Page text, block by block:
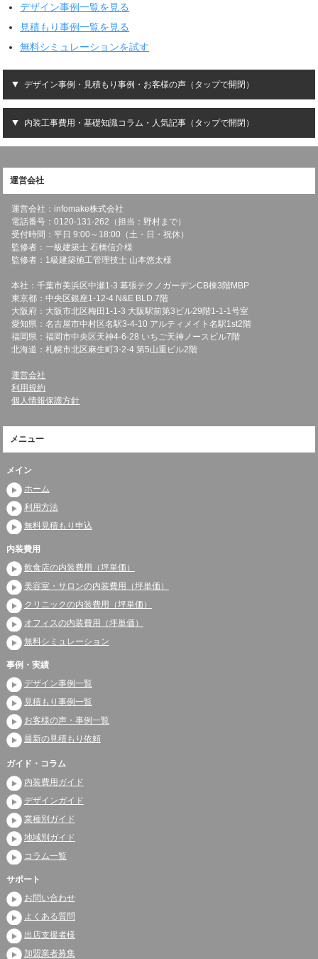
デザイン事例一覧を見る
見積もり事例一覧を見る
無料シミュレーションを試す
デザイン事例・見積もり事例・お客様の声（タップで開閉）
内装工事費用・基礎知識コラム・人気記事（タップで開閉）
運営会社
運営会社：infomake株式会社
電話番号：0120-131-262（担当：野村まで）
受付時間：平日 9:00～18:00（土・日・祝休）
監修者：一級建築士 石橋信介様
監修者：1級建築施工管理技士 山本悠太様
本社：千葉市美浜区中瀬1-3 幕張テクノガーデンCB棟3階MBP
東京都：中央区銀座1-12-4 N&E BLD.7階
大阪府：大阪市北区梅田1-1-3 大阪駅前第3ビル29階1-1-1号室
愛知県：名古屋市中村区名駅3-4-10 アルティメイト名駅1st2階
福岡県：福岡市中央区天神4-6-28 いちご天神ノースビル7階
北海道：札幌市北区麻生町3-2-4 第5山重ビル2階
運営会社
利用規約
個人情報保護方針
メニュー
メイン
ホーム
利用方法
無料見積もり申込
内装費用
飲食店の内装費用（坪単価）
美容室・サロンの内装費用（坪単価）
クリニックの内装費用（坪単価）
オフィスの内装費用（坪単価）
無料シミュレーション
事例・実績
デザイン事例一覧
見積もり事例一覧
お客様の声・事例一覧
最新の見積もり依頼
ガイド・コラム
内装費用ガイド
デザインガイド
業種別ガイド
地域別ガイド
コラム一覧
サポート
お問い合わせ
よくある質問
出店支援者様
加盟業者募集